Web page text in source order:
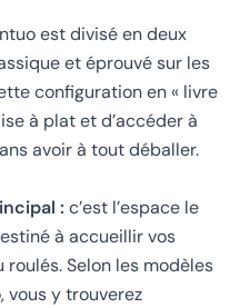
est divisé en deux
et éprouvé sur les
configuration en « livre
à plat et d’accéder à
avoir à tout déballer.
: c’est l’espace le
à accueillir vos
Selon les modèles
vous y trouverez